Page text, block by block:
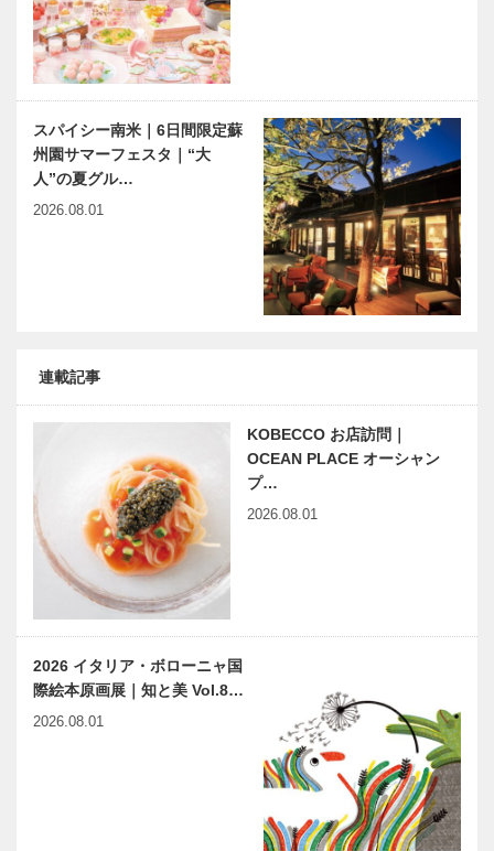
社がお引っ越
し
スパイシー南米｜6日間限定蘇
州園サマーフェスタ｜“大
人”の夏グル…
2026.08.01
連載記事
KOBECCO お店訪問｜
OCEAN PLACE オーシャン
プ…
2026.08.01
2026 イタリア・ボローニャ国
際絵本原画展｜知と美 Vol.8…
2026.08.01